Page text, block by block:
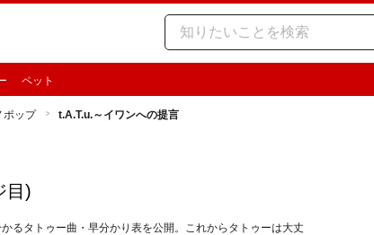
ペット
ポップ t.A.T.u.～イワンへの提言
目)
るタトゥー曲・早分かり表を公開。これからタトゥーは大丈